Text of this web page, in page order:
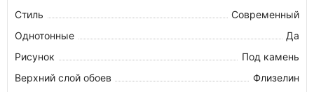
Стиль
Современный
Однотонные
Да
Рисунок
Под камень
Верхний слой обоев
Флизелин